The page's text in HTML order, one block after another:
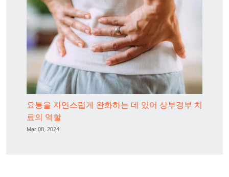
요통을 자연스럽게 완화하는 데 있어 상부경부 치
료의 역할
Mar 08, 2024